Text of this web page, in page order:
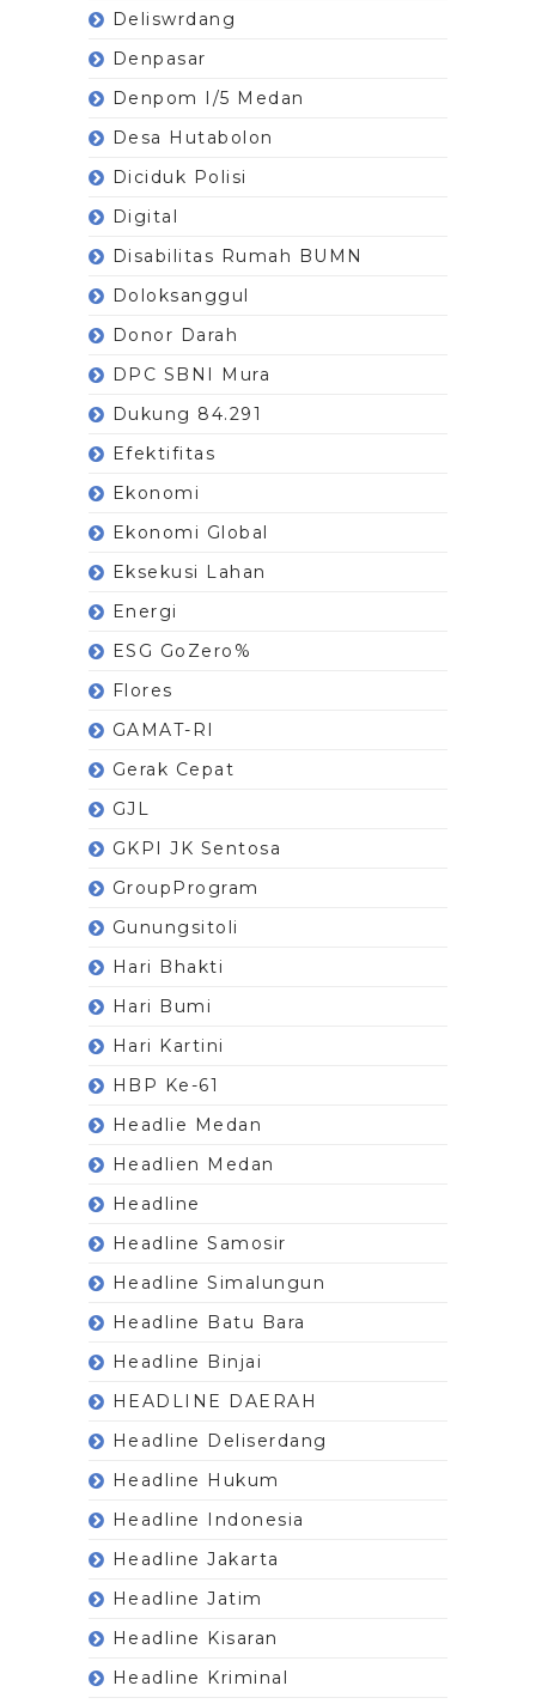
Deliswrdang
Denpasar
Denpom I/5 Medan
Desa Hutabolon
Diciduk Polisi
Digital
Disabilitas Rumah BUMN
Doloksanggul
Donor Darah
DPC SBNI Mura
Dukung 84.291
Efektifitas
Ekonomi
Ekonomi Global
Eksekusi Lahan
Energi
ESG GoZero%
Flores
GAMAT-RI
Gerak Cepat
GJL
GKPI JK Sentosa
GroupProgram
Gunungsitoli
Hari Bhakti
Hari Bumi
Hari Kartini
HBP Ke-61
Headlie Medan
Headlien Medan
Headline
Headline Samosir
Headline Simalungun
Headline Batu Bara
Headline Binjai
HEADLINE DAERAH
Headline Deliserdang
Headline Hukum
Headline Indonesia
Headline Jakarta
Headline Jatim
Headline Kisaran
Headline Kriminal